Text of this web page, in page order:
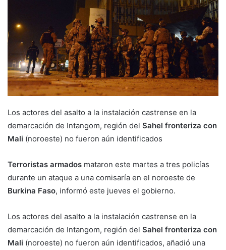
Los actores del asalto a la instalación castrense en la
demarcación de Intangom, región del Sahel fronteriza con
Mali (noroeste) no fueron aún identificados
Terroristas armados mataron este martes a tres policías
durante un ataque a una comisaría en el noroeste de
Burkina Faso, informó este jueves el gobierno.
Los actores del asalto a la instalación castrense en la
demarcación de Intangom, región del Sahel fronteriza con
Mali (noroeste) no fueron aún identificados, añadió una